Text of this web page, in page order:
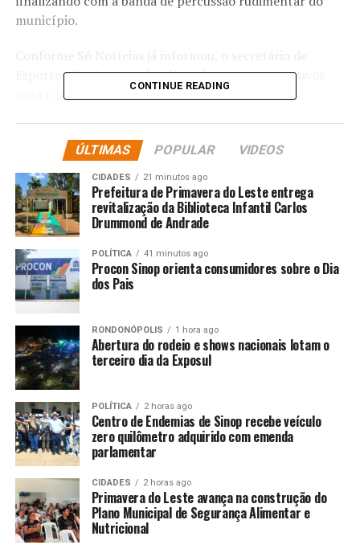
município.
Conforme Só Notícias já informou, o secretário de
Esportes divulgou o calendário de eventos esportivos
para o próximo quadrimestre.
Comentários
RELATED TOPICS: ALUNOS COMEÇAM
ESPORTES
ESTUDANTIS HOJE INSCRITOS
JOGOS
MAIS
MIL SINOP
Luverdense tenta liderança da Série D do Brasileiro
neste sábado e Mixto busca recuperação
DON'T MISS
Sinop: secretaria divulga eventos esportivos para o 2º
quadrimestre
CONTINUE READING
ÚLTIMAS POPULAR VIDEOS
CIDADES 21 minutos ago
Prefeitura de Primavera do Leste entrega
revitalização da Biblioteca Infantil Carlos
Drummond de Andrade
POLÍTICA 41 minutos ago
Procon Sinop orienta consumidores sobre o Dia
dos Pais
RONDONÓPOLIS 1 hora ago
Abertura do rodeio e shows nacionais lotam o
terceiro dia da Exposul
POLÍTICA 2 horas ago
Centro de Endemias de Sinop recebe veículo
zero quilômetro adquirido com emenda
parlamentar
CIDADES 2 horas ago
Primavera do Leste avança na construção do
Plano Municipal de Segurança Alimentar e
Nutricional